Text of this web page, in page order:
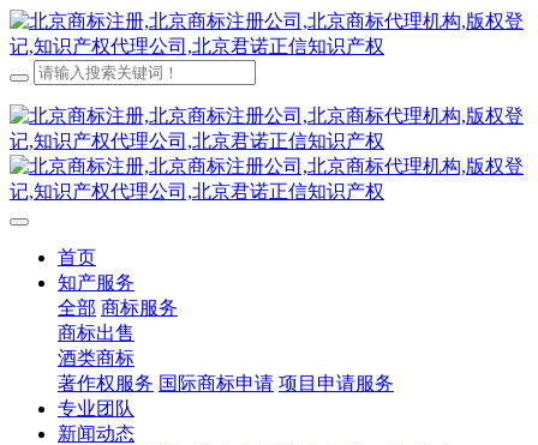
首页
知产服务
全部 商标服务
商标出售
酒类商标
著作权服务 国际商标申请 项目申请服务
专业团队
新闻动态